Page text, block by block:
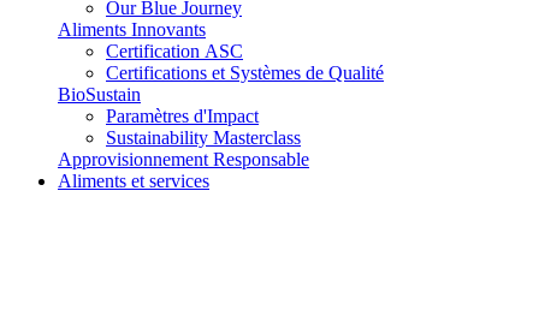
Our Blue Journey
Aliments Innovants
Certification ASC
Certifications et Systèmes de Qualité
BioSustain
Paramètres d'Impact
Sustainability Masterclass
Approvisionnement Responsable
Aliments et services